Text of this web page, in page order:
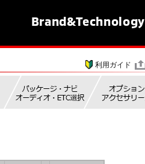
Brand&Technology
利用ガイド